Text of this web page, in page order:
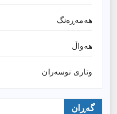
هەمەڕەنگ
هەواڵ
وتارى نوسەران
گەڕان